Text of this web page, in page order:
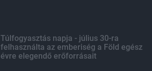
Túlfogyasztás napja - július 30-ra
felhasználta az emberiség a Föld egész
évre elegendő erőforrásait